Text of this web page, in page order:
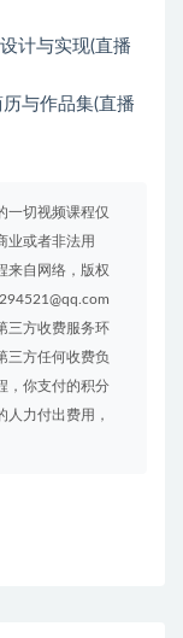
计与实现(直播
与作品集(直播
一切视频课程仅
业或者非法用
来自网络，版权
三方收费服务环
三方任何收费负
，你支付的积分
力付出费用，